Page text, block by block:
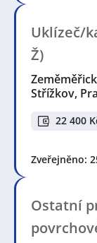
Uklízeč/
Ž)
Střížkov,
22 400
Zveřejněno:
Ostatní